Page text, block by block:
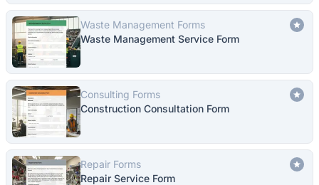
Waste Management Forms
Waste Management Service Form
Consulting Forms
Construction Consultation Form
Repair Forms
Repair Service Form